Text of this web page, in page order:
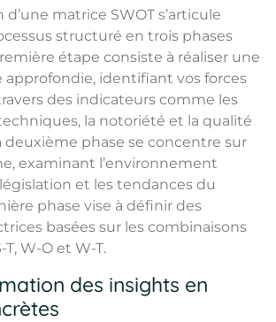
matrice SWOT s’articule
structuré en trois phases
étape consiste à réaliser une
approfondie, identifiant vos forces
des indicateurs comme les
la notoriété et la qualité
deuxième phase se concentre sur
examinant l’environnement
et les tendances du
phase vise à définir des
basées sur les combinaisons
T, W-O et W-T.
des insights en